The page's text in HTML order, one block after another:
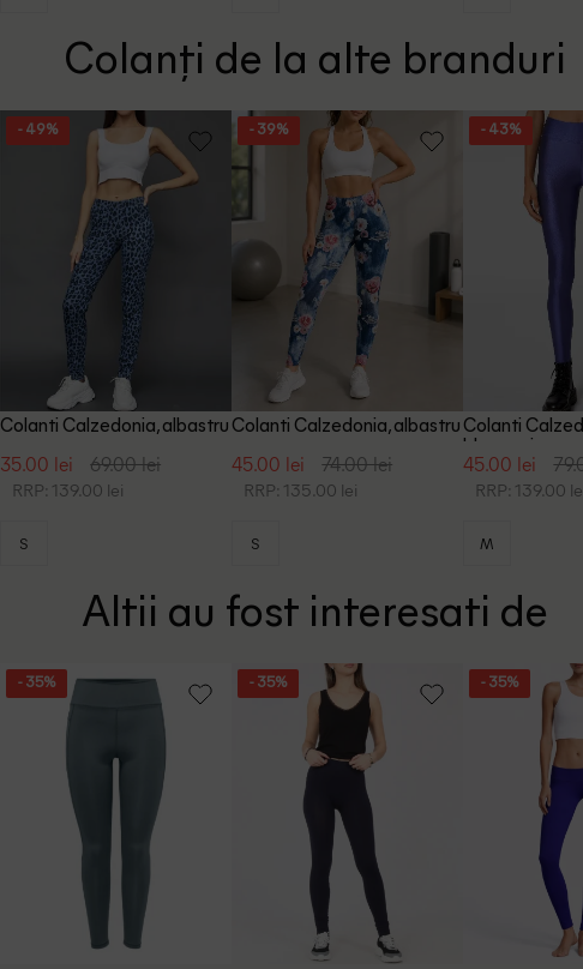
Colanți de la alte branduri
- 49%
Colanti Calzedonia, albastru
35.00 lei 69.00 lei
RRP: 139.00 lei
S
- 39%
Colanti Calzedonia, albastru
45.00 lei 74.00 lei
RRP: 135.00 lei
S
- 43%
Colanti
bleumarin
45.00 lei
RRP: 139.00
M
Altii au fost interesati de
- 35% - 35% - 35%